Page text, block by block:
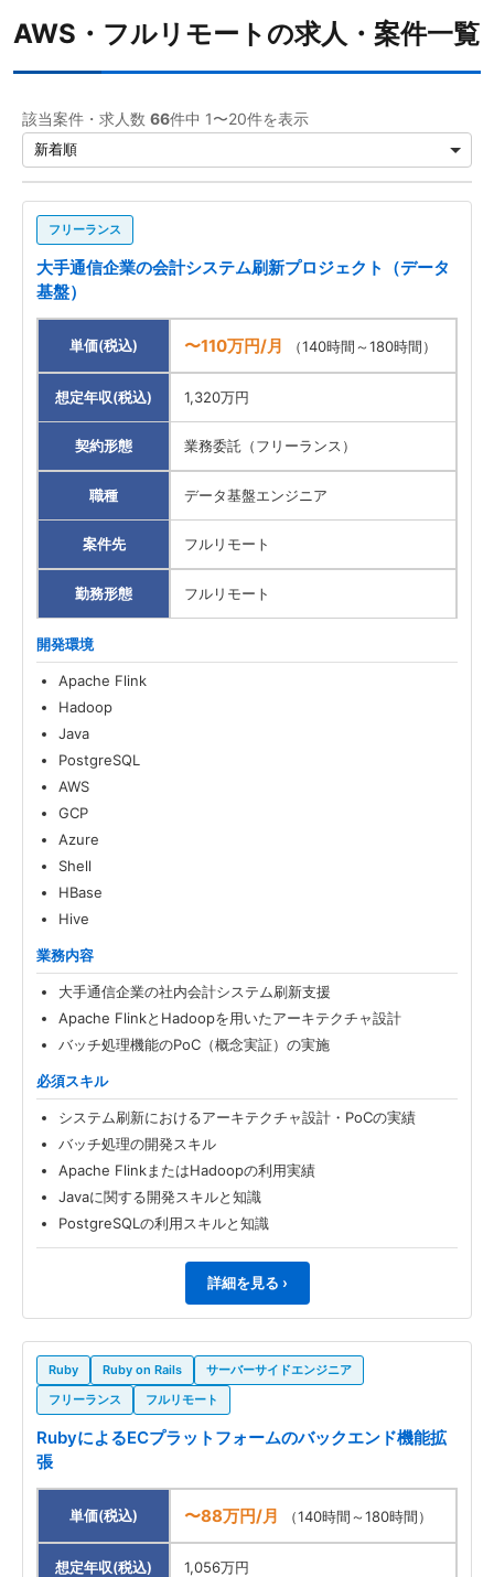
HTML 2
C#
Swift 1
Flutter
Android
案件先エリア
AWS・フルリモートの求人・案件一覧
該当案件・求人数 66件中 1〜20件を表示
フリーランス
大手通信企業の会計システム刷新プロジェクト（データ
基盤）
単価(税込) 〜110万円/月 （140時間～180時間）
想定年収(税込) 1,320万円
契約形態 業務委託（フリーランス）
職種 データ基盤エンジニア
案件先 フルリモート
勤務形態 フルリモート
開発環境
Apache Flink
Hadoop
Java
PostgreSQL
AWS
GCP
Azure
Shell
HBase
Hive
業務内容
大手通信企業の社内会計システム刷新支援
Apache FlinkとHadoopを用いたアーキテクチャ設計
バッチ処理機能のPoC（概念実証）の実施
必須スキル
システム刷新におけるアーキテクチャ設計・PoCの実績
バッチ処理の開発スキル
Apache FlinkまたはHadoopの利用実績
Javaに関する開発スキルと知識
PostgreSQLの利用スキルと知識
詳細を見る ›
Ruby Ruby on Rails
サーバーサイドエンジニア
フリーランス
フルリモート
RubyによるECプラットフォームのバックエンド機能拡
張
単価(税込) 〜88万円/月 （140時間～180時間）
想定年収(税込) 1,056万円